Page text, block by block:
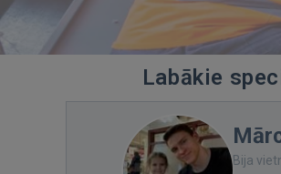
Labākie
Bija